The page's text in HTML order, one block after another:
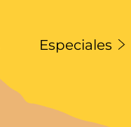
Especiales